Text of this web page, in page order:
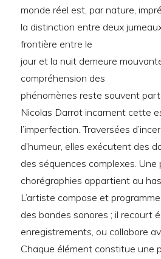
monde réel est, par nature,
la distinction entre deux
frontière entre le
jour et la nuit demeure
compréhension des
phénomènes reste souvent
Nicolas Darrot incarnent cette
l’imperfection. Traversées
d’humeur, elles exécutent des
des séquences complexes. Une
chorégraphies appartient au
L’artiste compose et
des bandes sonores ; il recourt
enregistrements, ou collabore
Chaque élément constitue une